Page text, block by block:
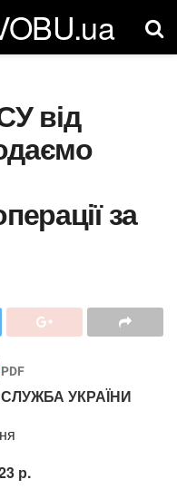
від
за
УКРАЇНИ
р.